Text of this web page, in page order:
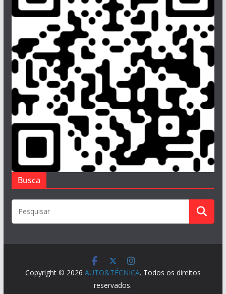
Busca
Copyright © 2026 AUTO&TÉCNICA. Todos os direitos
reservados.